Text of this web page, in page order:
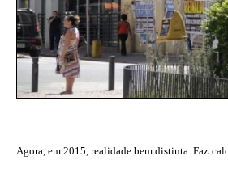
Agora, em 2015, realidade bem distinta. Faz